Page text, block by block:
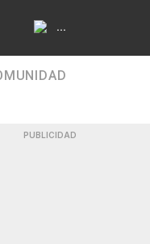
...
PUBLICIDAD